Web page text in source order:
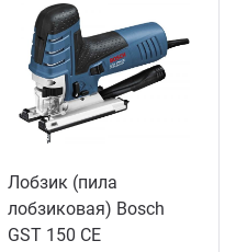
Лобзик (пила
лобзиковая) Bosch
GST 150 CE